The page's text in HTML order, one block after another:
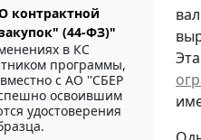
контрактной
(44-ФЗ)"
в КС
программы,
с АО ''СБЕР
освоившим
удостоверения